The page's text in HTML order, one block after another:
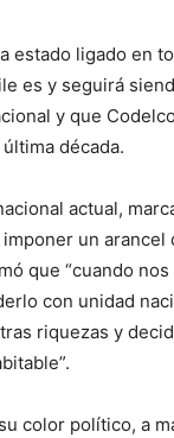
ligado en
es y seguirá
y que
década.
actual,
un arancel
que “cuando
con unidad
riquezas y
color político, a